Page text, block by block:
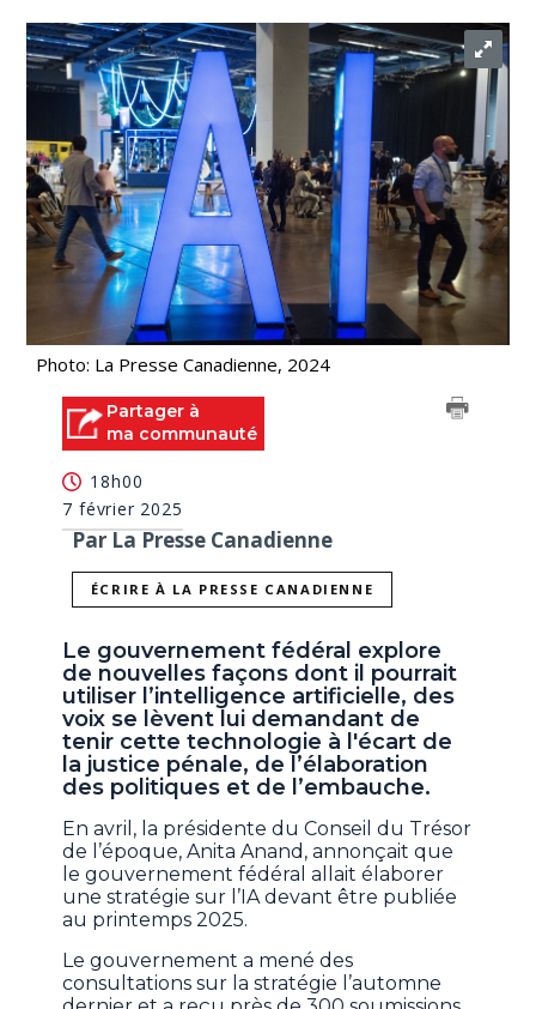
Photo: La Presse Canadienne, 2024
Partager à
ma communauté
18h00
7 février 2025
Par La Presse Canadienne
ÉCRIRE À LA PRESSE CANADIENNE
Le gouvernement fédéral explore
de nouvelles façons dont il pourrait
utiliser l’intelligence artificielle, des
voix se lèvent lui demandant de
tenir cette technologie à l'écart de
la justice pénale, de l’élaboration
des politiques et de l’embauche.
En avril, la présidente du Conseil du Trésor
de l’époque, Anita Anand, annonçait que
le gouvernement fédéral allait élaborer
une stratégie sur l’IA devant être publiée
au printemps 2025.
Le gouvernement a mené des
consultations sur la stratégie l’automne